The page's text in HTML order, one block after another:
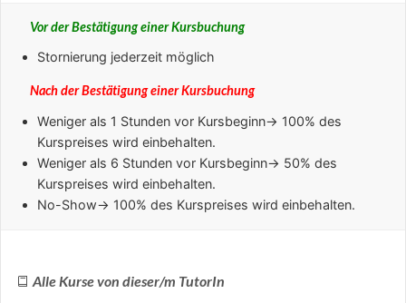
Vor der Bestätigung einer Kursbuchung
Stornierung jederzeit möglich
Nach der Bestätigung einer Kursbuchung
Weniger als 1 Stunden vor Kursbeginn→ 100% des
Kurspreises wird einbehalten.
Weniger als 6 Stunden vor Kursbeginn→ 50% des
Kurspreises wird einbehalten.
No-Show→ 100% des Kurspreises wird einbehalten.
Alle Kurse von dieser/m TutorIn